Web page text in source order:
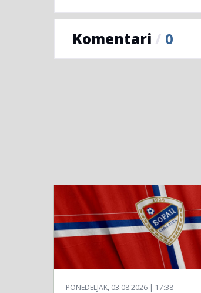
Komentari / 0
PONEDELJAK, 03.08.2026 | 17:38